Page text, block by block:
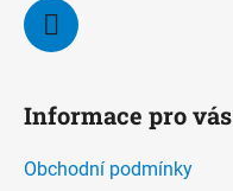
Informace pro vás
Obchodní podmínky